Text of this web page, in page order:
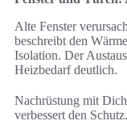
Alte Fenster
beschreibt den
Isolation. Der
Heizbedarf deutlich.
Nachrüstung mit
verbessert den